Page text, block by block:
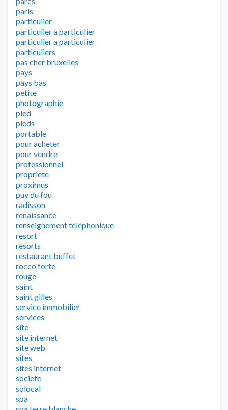
paris
particulier
particulier à particulier
particulier a particulier
particuliers
pas cher bruxelles
pays
pays bas
petite
photographie
pied
pieds
portable
pour acheter
pour vendre
professionnel
propriete
proximus
puy du fou
radisson
renaissance
renseignement téléphonique
resort
resorts
restaurant buffet
rocco forte
rouge
saint
saint gilles
service immobilier
services
site
site internet
site web
sites
sites internet
societe
solocal
spa